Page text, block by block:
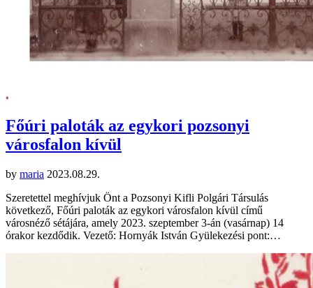
Főúri paloták az egykori pozsonyi
városfalon kívül
by maria 2023.08.29.
Szeretettel meghívjuk Önt a Pozsonyi Kifli Polgári Társulás
következő, Főúri paloták az egykori városfalon kívül című
városnéző sétájára, amely 2023. szeptember 3-án (vasárnap) 14
órakor kezdődik. Vezető: Hornyák István Gyülekezési pont:…